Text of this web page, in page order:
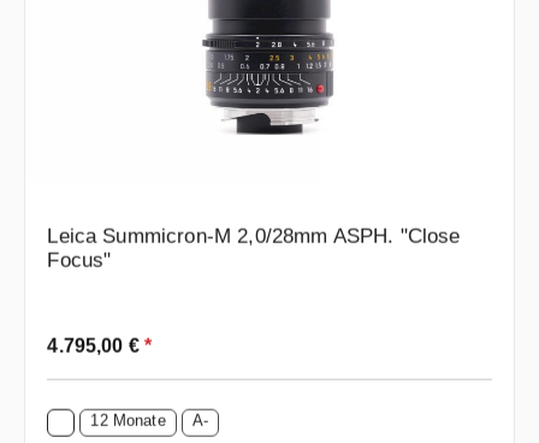
Leica Summicron-M 2,0/28mm ASPH. "Close
Focus"
Regulärer Preis:
4.795,00 €*
12 Monate A-